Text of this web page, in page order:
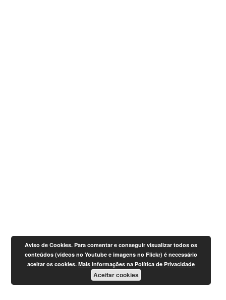
Aviso de Cookies. Para comentar e conseguir visualizar todos os
conteúdos (vídeos no Youtube e imagens no Flickr) é necessário
aceitar os cookies.Mais informações na Política de Privacidade
Aceitar cookies